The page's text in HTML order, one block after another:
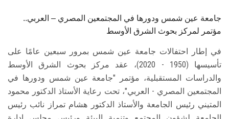
جامعة عين شمس ودورها في المجتمعين المصري – العربي..
مؤتمر لمركز بحوث الشرق الأوسط
في إطار احتفالات جامعة عين شمس بمرور سبعين عامًا على
تأسيسها (1950 - 2020)، عقد مركز بحوث الشرق الأوسط
والدراسات المستقبلية، مؤتمر "جامعة عين شمس ودورها في
المجتمعين المصري - العربي"، تحت رعاية الأستاذ الدكتور محمود
المتيني رئيس الجامعة والأستاذ الدكتور هشام تمراز نائب رئيس